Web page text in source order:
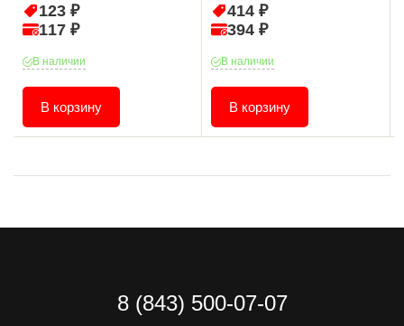
123 ₽
117 ₽
В наличии
В корзину
414 ₽
394 ₽
В наличии
В корзину
8 (843) 500-07-07